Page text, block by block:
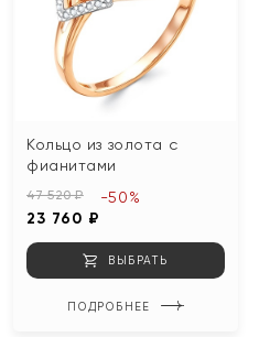
Кольцо из золота с
фианитами
47 520 ₽
23 760 ₽
-50%
ВЫБРАТЬ
ПОДРОБНЕЕ